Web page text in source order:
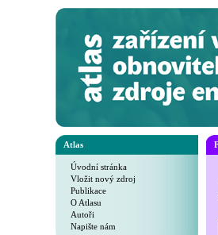
Atlas
Úvodní stránka
Vložit nový zdroj
Publikace
O Atlasu
Autoři
Napište nám